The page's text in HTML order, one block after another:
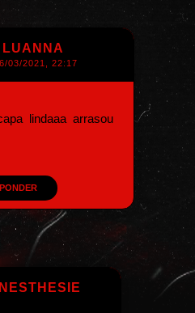
LUANNA
03/2021, 22:17
lindaaa arrasou